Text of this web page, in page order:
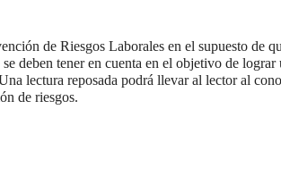
de Riesgos Laborales en el supuesto de
deben tener en cuenta en el objetivo de
lectura reposada podrá llevar al lector al
de riesgos.